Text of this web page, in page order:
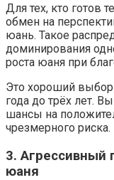
Для тех, кто готов
обмен на
юань. Такое
доминирования
роста юаня при
Это хороший выбор
года до трёх лет.
шансы на
чрезмерного риска.
3. Агрессивный
юаня